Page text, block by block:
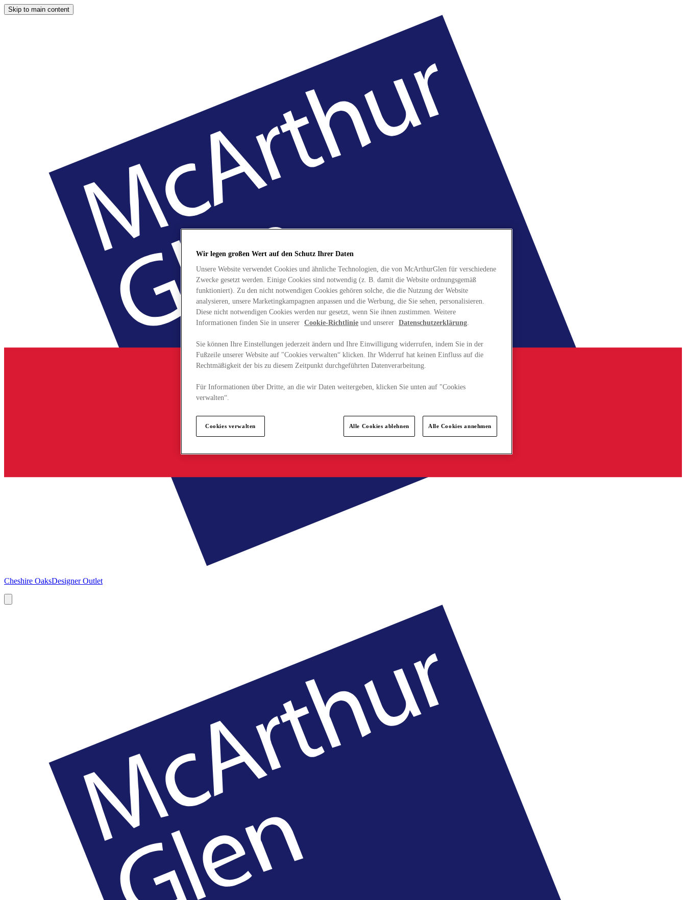
Skip to main content
Cheshire OaksDesigner Outlet
Wir legen großen Wert auf den Schutz Ihrer Daten
Unsere Website verwendet Cookies und ähnliche Technologien, die von McArthurGlen für verschiedene
Zwecke gesetzt werden. Einige Cookies sind notwendig (z. B. damit die Website ordnungsgemäß
funktioniert). Zu den nicht notwendigen Cookies gehören solche, die die Nutzung der Website
analysieren, unsere Marketingkampagnen anpassen und die Werbung, die Sie sehen, personalisieren.
Diese nicht notwendigen Cookies werden nur gesetzt, wenn Sie ihnen zustimmen. Weitere
Informationen finden Sie in unserer Cookie-Richtlinie und unserer Datenschutzerklärung.
Sie können Ihre Einstellungen jederzeit ändern und Ihre Einwilligung widerrufen, indem Sie in der
Fußzeile unserer Website auf "Cookies verwalten“ klicken. Ihr Widerruf hat keinen Einfluss auf die
Rechtmäßigkeit der bis zu diesem Zeitpunkt durchgeführten Datenverarbeitung.
Für Informationen über Dritte, an die wir Daten weitergeben, klicken Sie unten auf "Cookies
verwalten“.
Cookies verwalten Alle Cookies ablehnen Alle Cookies annehmen